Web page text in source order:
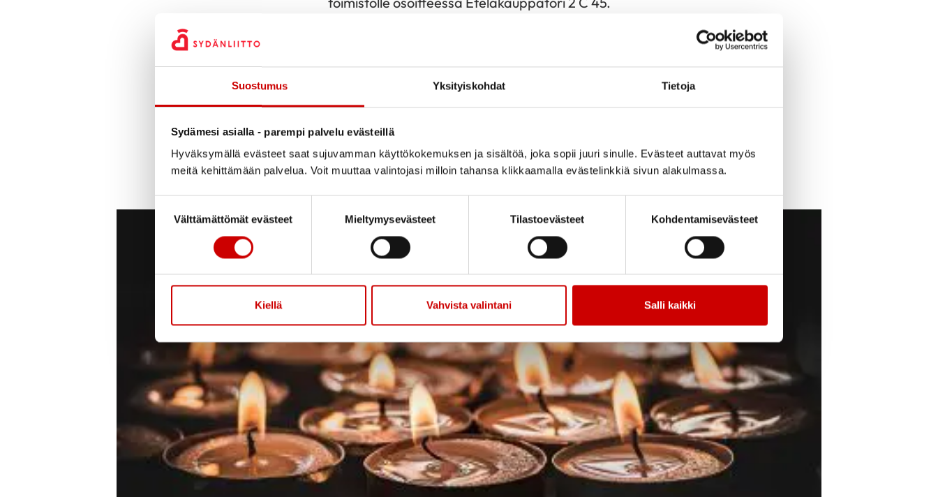
Suostumus Yksityiskohdat Tietoja
Sydämesi asialla - parempi palvelu evästeillä
Hyväksymällä evästeet saat sujuvamman käyttökokemuksen ja sisältöä, joka sopii juuri sinulle. Evästeet auttavat myös
meitä kehittämään palvelua. Voit muuttaa valintojasi milloin tahansa klikkaamalla evästelinkkiä sivun alakulmassa.
Välttämättömät evästeet
Mieltymysevästeet Tilastoevästeet Kohdentamisevästeet
Kiellä Vahvista valintani Salli kaikki
Lämpimästi tervetuloa kaikille oleville ja tuleville jäsenille!